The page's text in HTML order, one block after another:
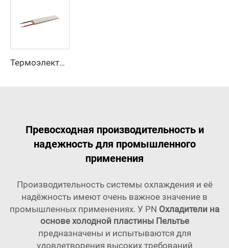
Термоэлектрические модули для циклического нагрева и охлаждения в ПЦР TCR-152080 77*16,8 мм
Превосходная производительность и
надежность для промышленного
применения
Производительность системы охлаждения и её
надёжность имеют очень важное значение в
промышленных применениях. У PN Охладители на
основе холодной пластины Пельтье
предназначены и испытываются для
удовлетворения высоких требований